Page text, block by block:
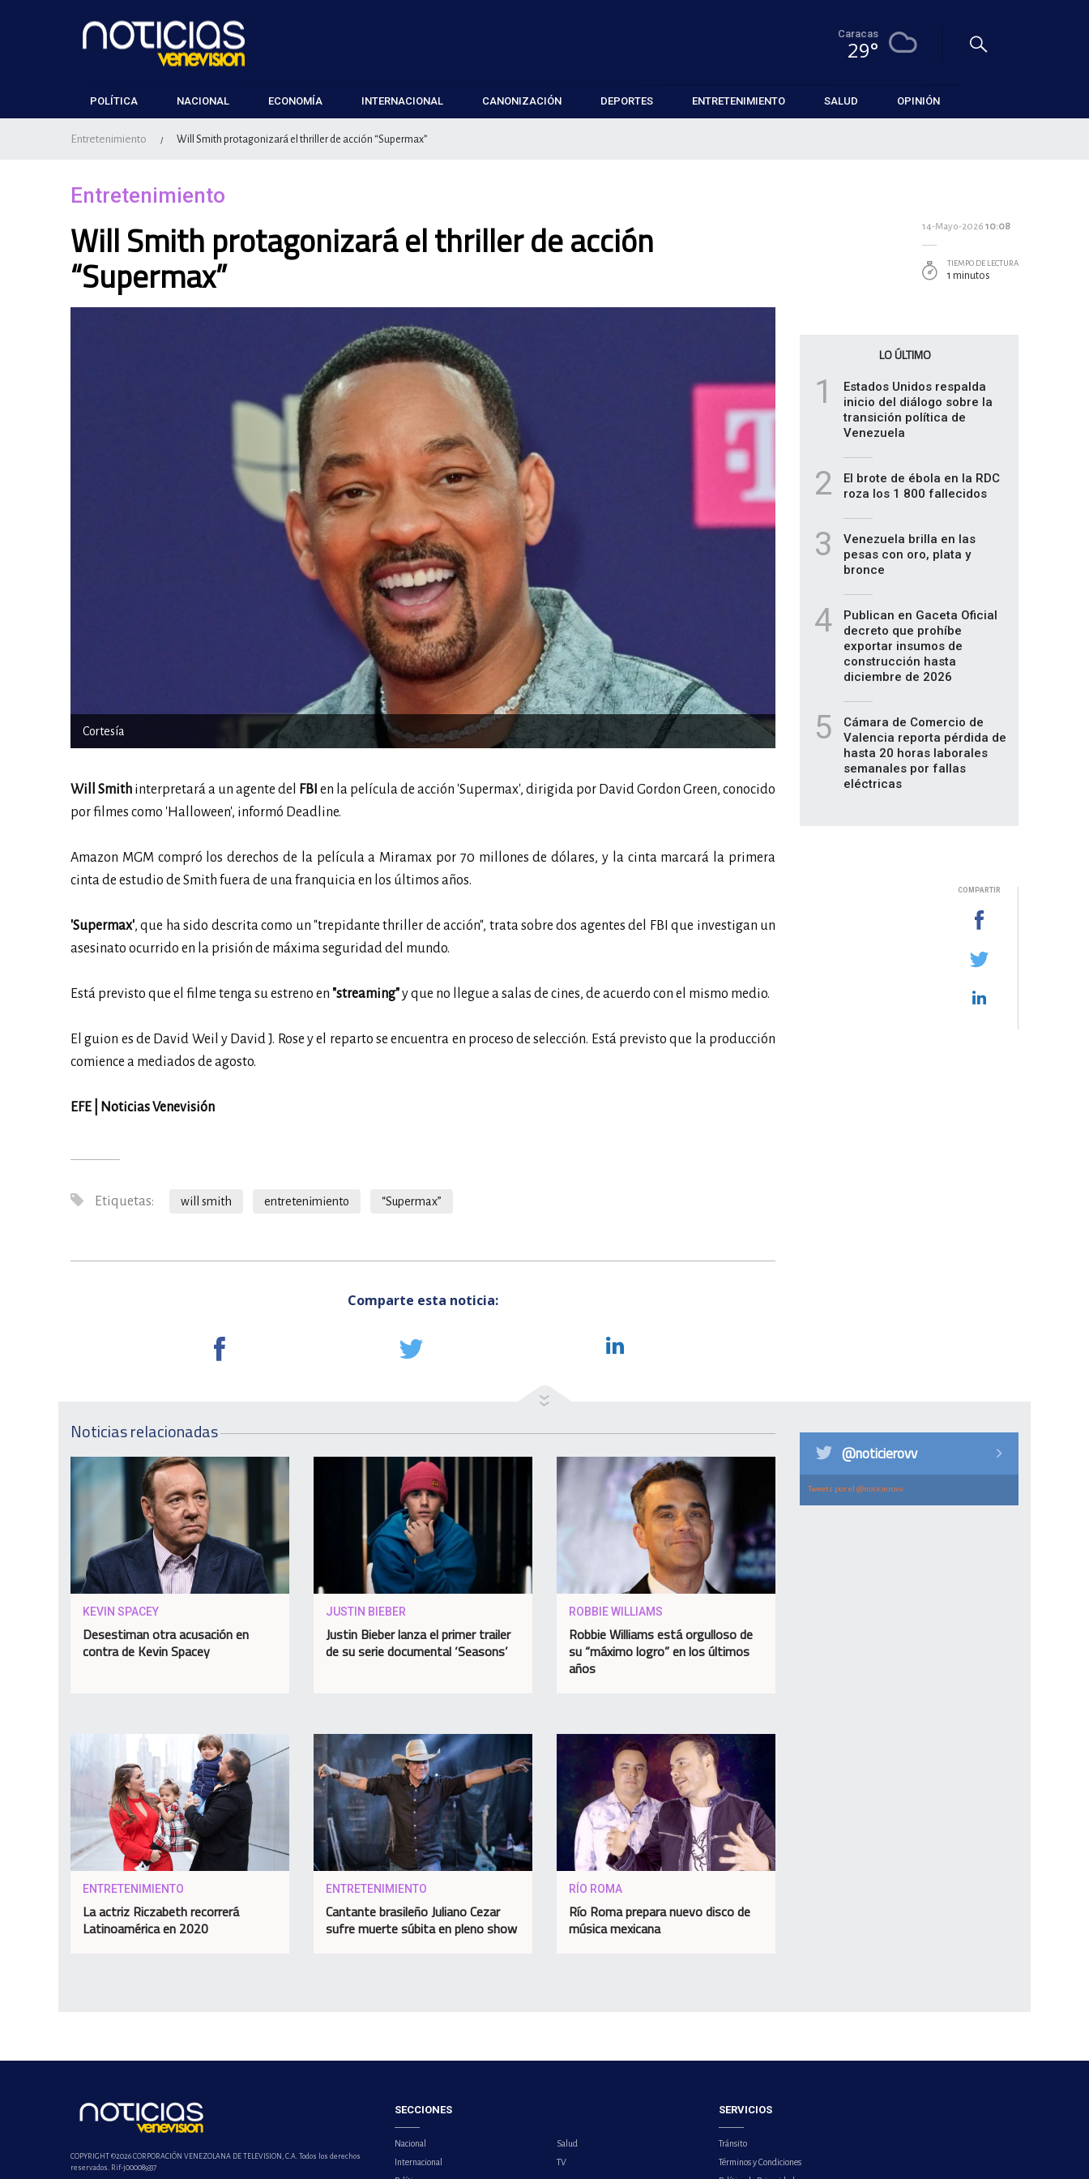
Caracas
29°
POLÍTICA NACIONAL ECONOMÍA INTERNACIONAL CANONIZACIÓN DEPORTES ENTRETENIMIENTO SALUD OPINIÓN
Entretenimiento / Will Smith protagonizará el thriller de acción “Supermax”
Entretenimiento
Will Smith protagonizará el thriller de acción
“Supermax”
Cortesía
Will Smith interpretará a un agente del FBI en la película de acción 'Supermax', dirigida por David Gordon Green, conocido
por filmes como 'Halloween', informó Deadline.
Amazon MGM compró los derechos de la película a Miramax por 70 millones de dólares, y la cinta marcará la primera
cinta de estudio de Smith fuera de una franquicia en los últimos años.
'Supermax', que ha sido descrita como un "trepidante thriller de acción", trata sobre dos agentes del FBI que investigan un
asesinato ocurrido en la prisión de máxima seguridad del mundo.
Está previsto que el filme tenga su estreno en "streaming"y que no llegue a salas de cines, de acuerdo con el mismo medio.
El guion es de David Weil y David J. Rose y el reparto se encuentra en proceso de selección. Está previsto que la producción
comience a mediados de agosto.
EFE | Noticias Venevisión
Etiquetas: will smith entretenimiento “Supermax”
Comparte esta noticia:
14-Mayo-2026 10:08
TIEMPO DE LECTURA
1 minutos
LO ÚLTIMO
1
Estados Unidos respalda
inicio del diálogo sobre la
transición política de
Venezuela
2
El brote de ébola en la RDC
roza los 1 800 fallecidos
3
Venezuela brilla en las
pesas con oro, plata y
bronce
4
Publican en Gaceta Oficial
decreto que prohíbe
exportar insumos de
construcción hasta
diciembre de 2026
5
Cámara de Comercio de
Valencia reporta pérdida de
hasta 20 horas laborales
semanales por fallas
eléctricas
COMPARTIR
Noticias relacionadas
KEVIN SPACEY
Desestiman otra acusación en
contra de Kevin Spacey
JUSTIN BIEBER
Justin Bieber lanza el primer trailer
de su serie documental ‘Seasons’
ROBBIE WILLIAMS
Robbie Williams está orgulloso de
su “máximo logro” en los últimos
años
ENTRETENIMIENTO
La actriz Riczabeth recorrerá
Latinoamérica en 2020
ENTRETENIMIENTO
Cantante brasileño Juliano Cezar
sufre muerte súbita en pleno show
RÍO ROMA
Río Roma prepara nuevo disco de
música mexicana
@noticierovv
Tweets por el @noticierovv.
COPYRIGHT ©2026 CORPORACIÓN VENEZOLANA DE TELEVISION, C.A. Todos los derechos
reservados. Rif-j000089337
SECCIONES
Nacional
Internacional
Salud
TV
SERVICIOS
Tránsito
Términos y Condiciones